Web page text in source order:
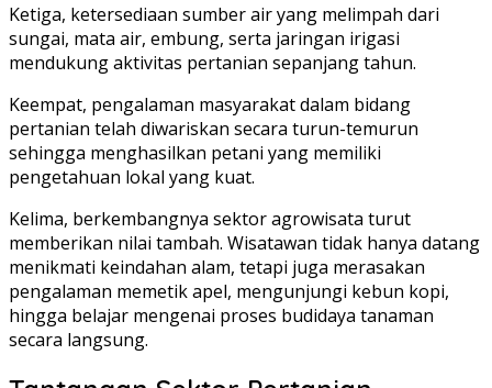
Ketiga, ketersediaan sumber air yang melimpah dari
sungai, mata air, embung, serta jaringan irigasi
mendukung aktivitas pertanian sepanjang tahun.
Keempat, pengalaman masyarakat dalam bidang
pertanian telah diwariskan secara turun-temurun
sehingga menghasilkan petani yang memiliki
pengetahuan lokal yang kuat.
Kelima, berkembangnya sektor agrowisata turut
memberikan nilai tambah. Wisatawan tidak hanya datang
menikmati keindahan alam, tetapi juga merasakan
pengalaman memetik apel, mengunjungi kebun kopi,
hingga belajar mengenai proses budidaya tanaman
secara langsung.